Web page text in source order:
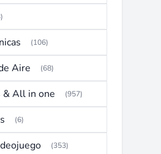
(106)
Aire (68)
& All in one (957)
(6)
(353)